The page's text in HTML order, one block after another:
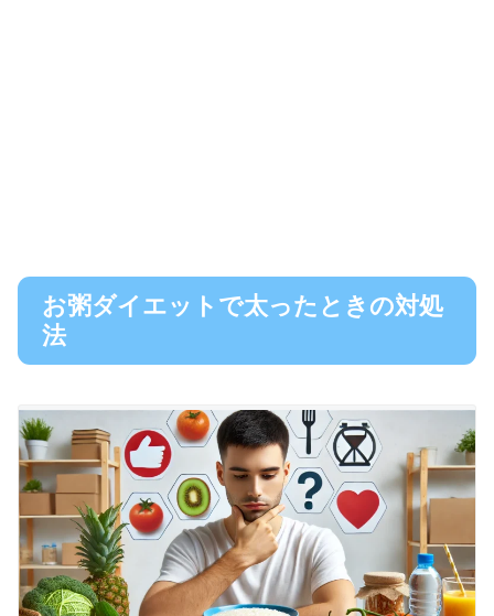
お粥ダイエットで太ったときの対処
法